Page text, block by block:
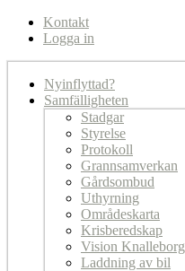
Kontakt
Logga in
Nyinflyttad?
Samfälligheten
Stadgar
Styrelse
Protokoll
Grannsamverkan
Gårdsombud
Uthyrning
Områdeskarta
Krisberedskap
Vision Knalleborg
Laddning av bil